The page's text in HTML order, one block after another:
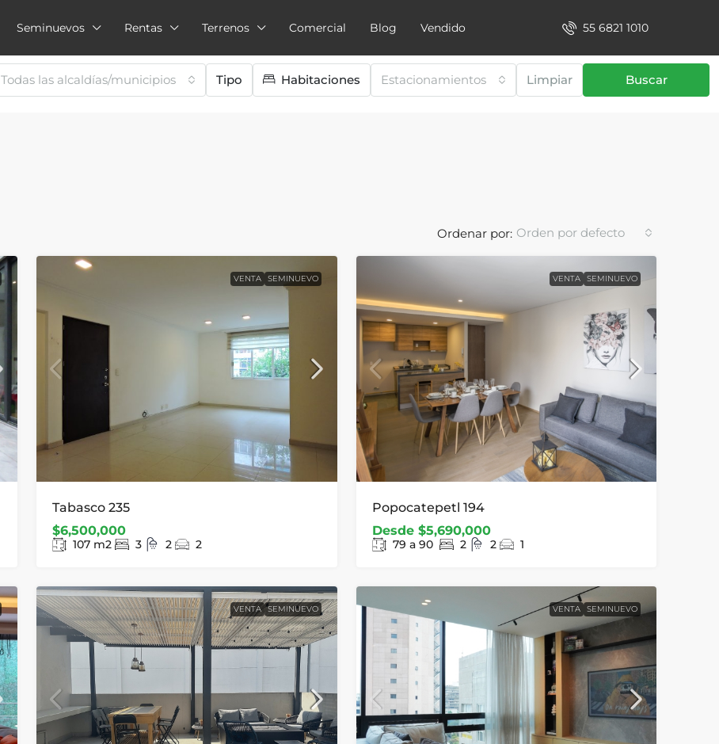
Seminuevos Rentas Terrenos Comercial Blog Vendido 55 6821 1010
Todas las alcaldías/municipios Tipo Habitaciones Estacionamientos Limpiar Buscar
Ordenar por: Orden por defecto
VENTA SEMINUEVO
Tabasco 235
$6,500,000
107 m2 3 2 2
VENTA SEMINUEVO
Popocatepetl 194
Desde$5,690,000
79 a 90 2 2 1
VENTA SEMINUEVO VENTA SEMINUEVO